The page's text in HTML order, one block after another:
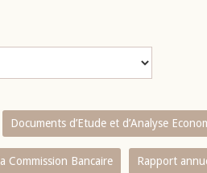
Documents d’Etude et d’Analyse
Commission Bancaire Rapport